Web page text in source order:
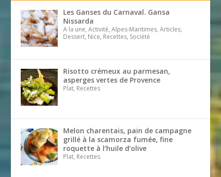
Les Ganses du Carnaval. Gansa
Nissarda
A la une, Activité, Alpes-Maritimes, Articles,
Dessert, Nice, Recettes, Société
Risotto crémeux au parmesan,
asperges vertes de Provence
Plat, Recettes
Melon charentais, pain de campagne
grillé à la scamorza fumée, fine
roquette à l’huile d’olive
Plat, Recettes